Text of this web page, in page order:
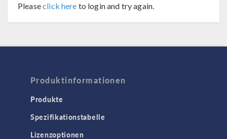
Pleaseclick here to login and try again.
Produktinformationen
Produkte
Spezifikationstabelle
Lizenzoptionen